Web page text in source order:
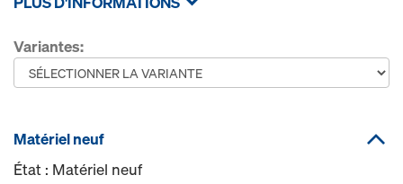
Variantes:
Matériel neuf
État : Matériel neuf